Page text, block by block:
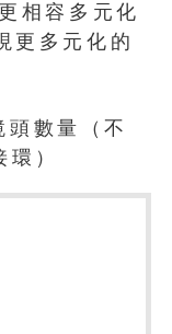
更相容多元化
更多元化的
數量（不
）